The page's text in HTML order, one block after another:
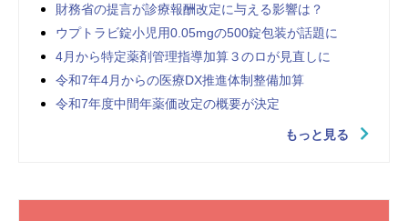
財務省の提言が診療報酬改定に与える影響は？
ウプトラビ錠小児用0.05mgの500錠包装が話題に
4月から特定薬剤管理指導加算３のロが見直しに
令和7年4月からの医療DX推進体制整備加算
令和7年度中間年薬価改定の概要が決定
もっと見る